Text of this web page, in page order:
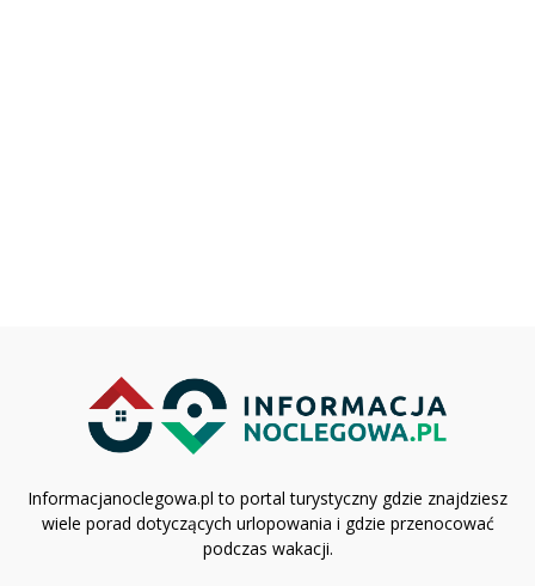
Informacjanoclegowa.pl to portal turystyczny gdzie znajdziesz
wiele porad dotyczących urlopowania i gdzie przenocować
podczas wakacji.